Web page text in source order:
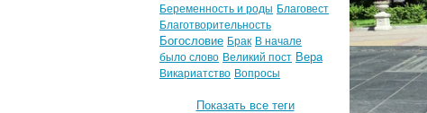
Беременность и роды Благовест
Благотворительность
Богословие Брак В начале
было слово Великий пост Вера
Викариатство Вопросы
Показать все теги